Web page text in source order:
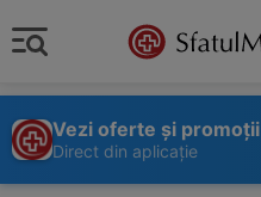
Vezi oferte și promoții
Direct din aplicație